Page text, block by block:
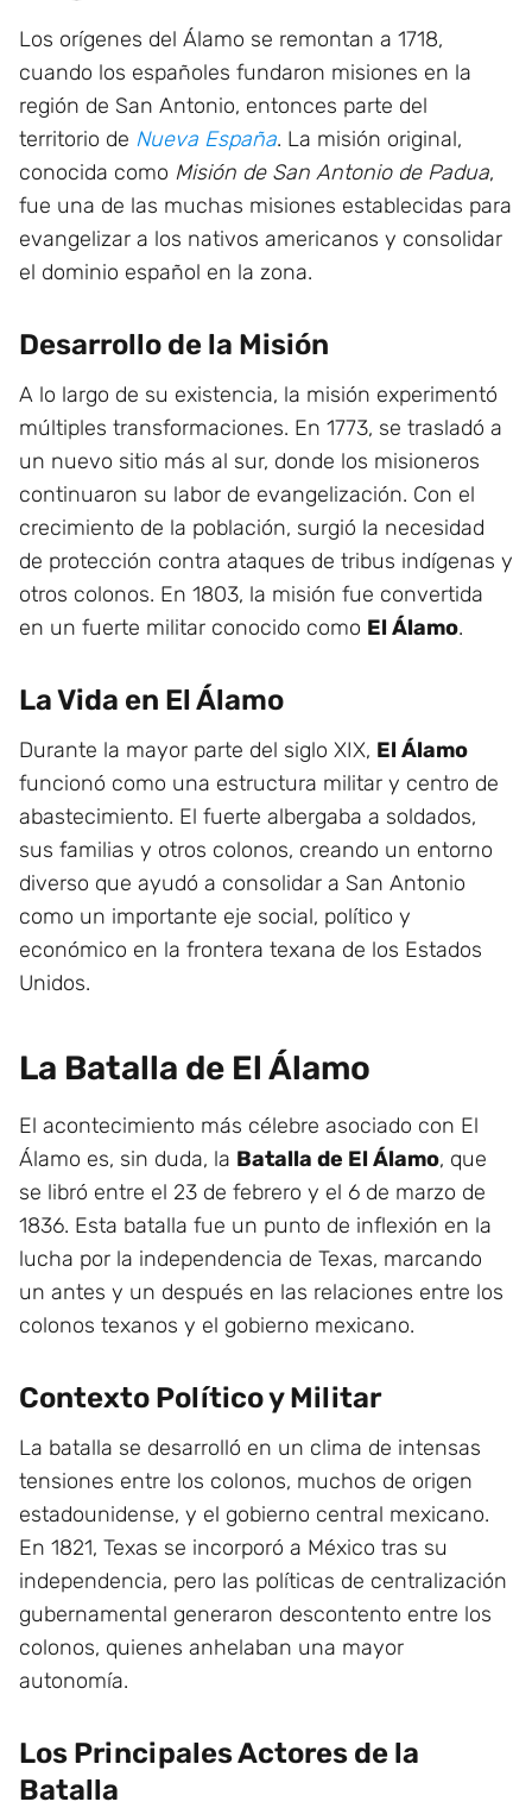
Los orígenes del Álamo se remontan a 1718,
cuando los españoles fundaron misiones en la
región de San Antonio, entonces parte del
territorio de Nueva España. La misión original,
conocida como Misión de San Antonio de Padua,
fue una de las muchas misiones establecidas para
evangelizar a los nativos americanos y consolidar
el dominio español en la zona.
Desarrollo de la Misión
A lo largo de su existencia, la misión experimentó
múltiples transformaciones. En 1773, se trasladó a
un nuevo sitio más al sur, donde los misioneros
continuaron su labor de evangelización. Con el
crecimiento de la población, surgió la necesidad
de protección contra ataques de tribus indígenas y
otros colonos. En 1803, la misión fue convertida
en un fuerte militar conocido como El Álamo.
La Vida en El Álamo
Durante la mayor parte del siglo XIX, El Álamo
funcionó como una estructura militar y centro de
abastecimiento. El fuerte albergaba a soldados,
sus familias y otros colonos, creando un entorno
diverso que ayudó a consolidar a San Antonio
como un importante eje social, político y
económico en la frontera texana de los Estados
Unidos.
La Batalla de El Álamo
El acontecimiento más célebre asociado con El
Álamo es, sin duda, la Batalla de El Álamo, que
se libró entre el 23 de febrero y el 6 de marzo de
1836. Esta batalla fue un punto de inflexión en la
lucha por la independencia de Texas, marcando
un antes y un después en las relaciones entre los
colonos texanos y el gobierno mexicano.
Contexto Político y Militar
La batalla se desarrolló en un clima de intensas
tensiones entre los colonos, muchos de origen
estadounidense, y el gobierno central mexicano.
En 1821, Texas se incorporó a México tras su
independencia, pero las políticas de centralización
gubernamental generaron descontento entre los
colonos, quienes anhelaban una mayor
autonomía.
Los Principales Actores de la
Batalla